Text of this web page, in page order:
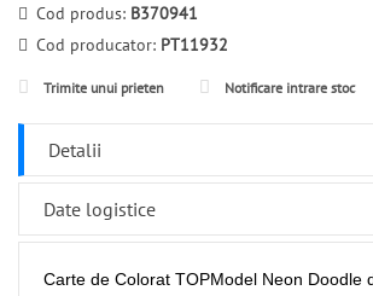
Cod produs: B370941
Cod producator: PT11932
Trimite unui prieten Notificare intrare stoc
Detalii
Date logistice
Carte de Colorat TOPModel Neon Doodle